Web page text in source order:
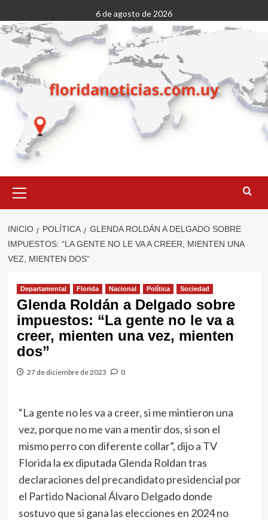
al
contenido
6 de agosto de 2026
primario
INICIO POLÍTICA
GLENDA ROLDÁN A DELGADO SOBRE
IMPUESTOS: “LA GENTE NO LE VA A CREER, MIENTEN UNA
VEZ, MIENTEN DOS”
Departamental Florida Nacional Política Sociedad
Glenda Roldán a Delgado sobre
impuestos: “La gente no le va a
creer, mienten una vez, mienten
dos”
27 de diciembre de 2023 0
“La gente no les va a creer, si me mintieron una
vez, porque no me van a mentir dos, si son el
mismo perro con diferente collar”, dijo a TV
Florida la ex diputada Glenda Roldan tras
declaraciones del precandidato presidencial por
el Partido Nacional Álvaro Delgado donde
sostuvo que si gana las elecciones en 2024 no